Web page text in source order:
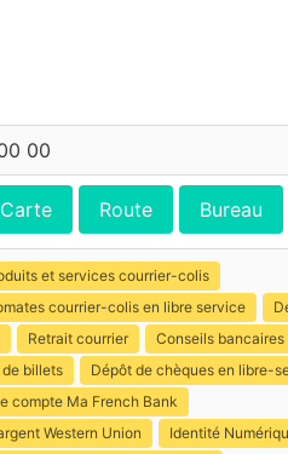
00
Route Bureau
et services courrier-colis
courrier-colis en libre service
Retrait courrier
Conseils bancaires
billets
Dépôt de chèques en libre-
compte Ma French Bank
Western Union
Identité